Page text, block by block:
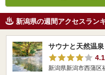
新潟県の週間アクセスラン
サウナと天然温
4.1
新潟県新潟市西蒲区